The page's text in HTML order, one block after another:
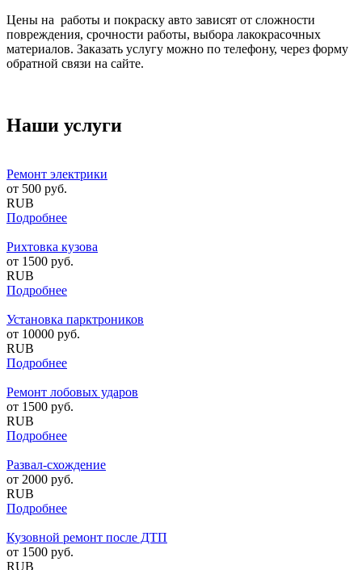
Цены на работы и покраску авто зависят от сложности
повреждения, срочности работы, выбора лакокрасочных
материалов. Заказать услугу можно по телефону, через форму
обратной связи на сайте.
Наши услуги
Ремонт электрики
от 500 руб.
RUB
Подробнее
Рихтовка кузова
от 1500 руб.
RUB
Подробнее
Установка парктроников
от 10000 руб.
RUB
Подробнее
Ремонт лобовых ударов
от 1500 руб.
RUB
Подробнее
Развал-схождение
от 2000 руб.
RUB
Подробнее
Кузовной ремонт после ДТП
от 1500 руб.
RUB